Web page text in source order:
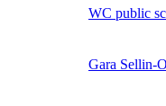
WC public
Gara Sellin-